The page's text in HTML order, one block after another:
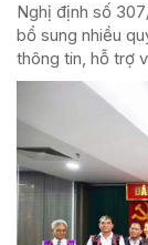
Nghị định số
bổ sung nhiều
thông tin, hỗ trợ